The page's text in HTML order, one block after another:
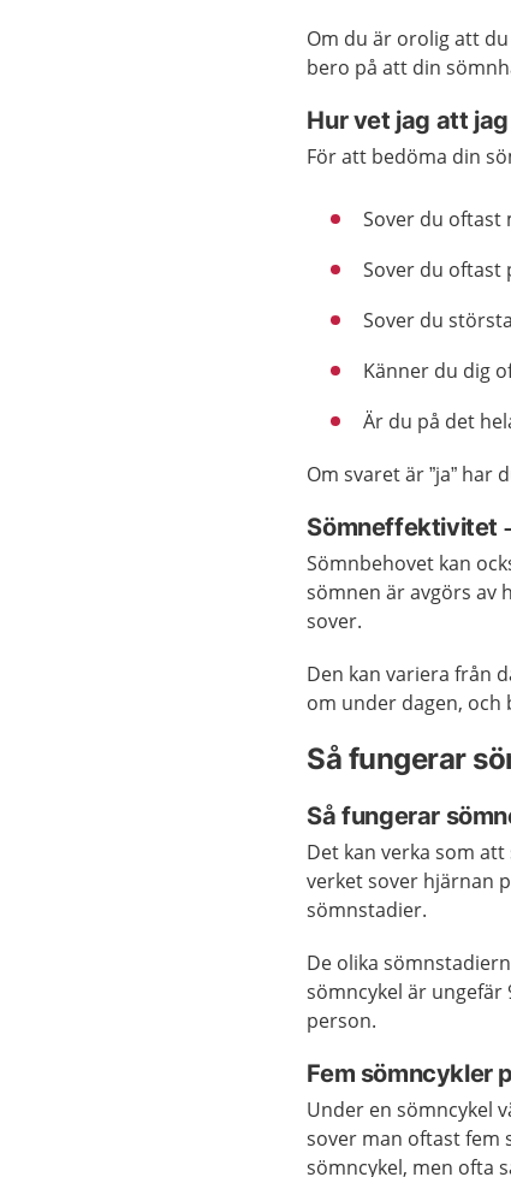
Om du är orolig att
bero på att din
Hur vet jag att
För att bedöma din
Sover du oftast
Sover du oftast
Sover du
Känner du dig
Är du på det
Om svaret är ”ja” har
Sömneffektivitet
Sömnbehovet kan
sömnen är avgörs av
sover.
Den kan variera från
om under dagen,
Så fungerar
Så fungerar
Det kan verka som
verket sover hjärnan
sömnstadier.
De olika
sömncykel är
person.
Fem sömncykler
Under en sömncykel
sover man oftast fem
sömncykel, men ofta